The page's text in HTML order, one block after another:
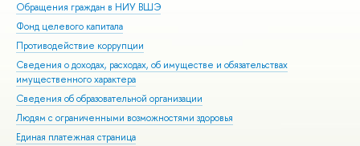
Обращения граждан в НИУ ВШЭ
Фонд целевого капитала
Противодействие коррупции
Сведения о доходах, расходах, об имуществе и обязательствах
имущественного характера
Сведения об образовательной организации
Людям с ограниченными возможностями здоровья
Единая платежная страница